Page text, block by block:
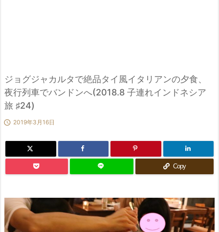
ジョグジャカルタで絶品タイ風イタリアンの夕食、
夜行列車でバンドンへ(2018.8 子連れインドネシア
旅 ♯24)
 2019年3月16日
Copy